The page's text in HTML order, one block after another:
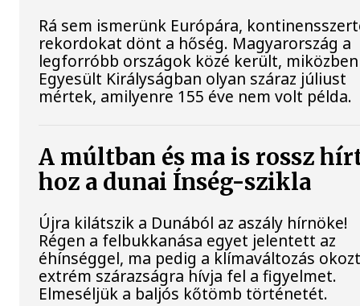
Rá sem ismerünk Európára,
rekordokat dönt a hőség. Magyarország a
legforróbb országok közé került,
Egyesült Királyságban olyan száraz júliust
mértek, amilyenre 155 éve nem volt példa.
A múltban és ma is rossz
hoz a dunai Ínség-szikla
Újra kilátszik a Dunából az aszály hírnöke!
Régen a felbukkanása egyet jelentett az
éhínséggel, ma pedig a klímaváltozás
extrém szárazságra hívja fel a figyelmet.
Elmeséljük a baljós kőtömb történetét.